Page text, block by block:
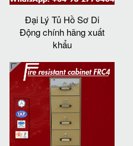
Đại Lý Tủ Hồ Sơ Di
Động chính hãng xuất
khẩu